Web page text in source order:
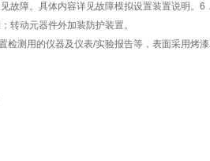
故障。具体内容详见故障模拟设置装置说明。6
转动元器件外加装防护装置。
测用的仪器及仪表/实验报告等，表面采用烤漆